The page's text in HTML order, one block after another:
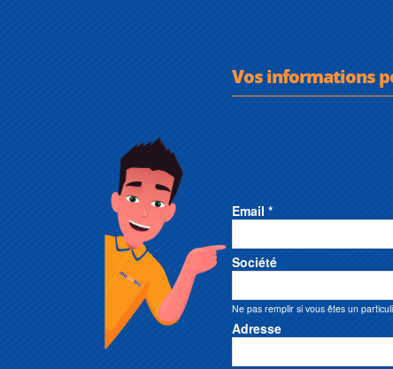
Vos informations
Email *
Société
Ne pas remplir si vous êtes un
Adresse